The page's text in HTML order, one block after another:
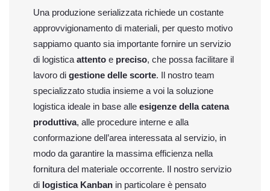
Una produzione serializzata richiede un costante
approvvigionamento di materiali, per questo motivo
sappiamo quanto sia importante fornire un servizio
di logistica attento e preciso, che possa facilitare il
lavoro di gestione delle scorte. Il nostro team
specializzato studia insieme a voi la soluzione
logistica ideale in base alle esigenze della catena
produttiva, alle procedure interne e alla
conformazione dell’area interessata al servizio, in
modo da garantire la massima efficienza nella
fornitura del materiale occorrente. Il nostro servizio
di logistica Kanban in particolare è pensato